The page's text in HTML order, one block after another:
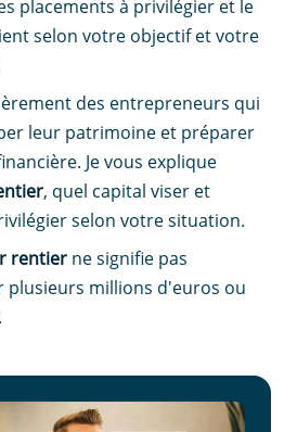
placements à privilégier et le
selon votre objectif et votre
des entrepreneurs qui
leur patrimoine et préparer
Je vous explique
, quel capital viser et
selon votre situation.
rentier ne signifie pas
plusieurs millions d'euros ou